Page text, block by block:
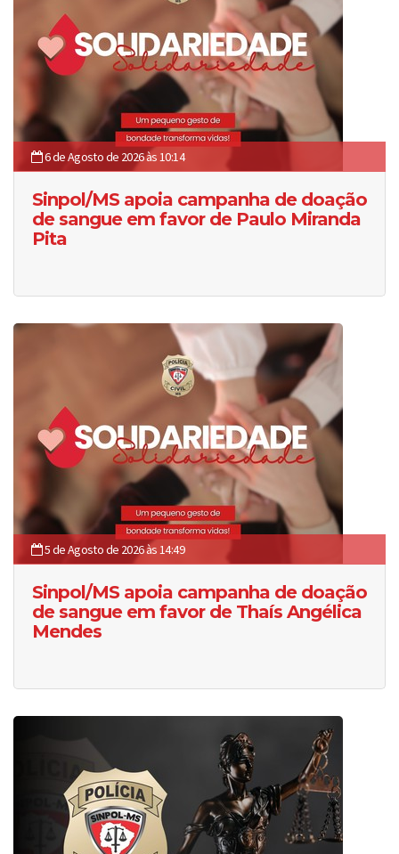
6 de Agosto de 2026 às 10:14
Sinpol/MS apoia campanha de doação
de sangue em favor de Paulo Miranda
Pita
5 de Agosto de 2026 às 14:49
Sinpol/MS apoia campanha de doação
de sangue em favor de Thaís Angélica
Mendes